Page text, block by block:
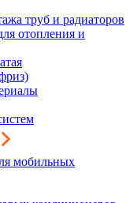
труб и радиаторов
отопления и
мобильных